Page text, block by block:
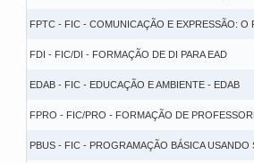
FPTC - FIC - COMUNICAÇÃO E EXPRESSÃO: O
FDI - FIC/DI - FORMAÇÃO DE DI PARA EAD
EDAB - FIC - EDUCAÇÃO E AMBIENTE - EDAB
FPRO - FIC/PRO - FORMAÇÃO DE
PBUS - FIC - PROGRAMAÇÃO BÁSICA USANDO